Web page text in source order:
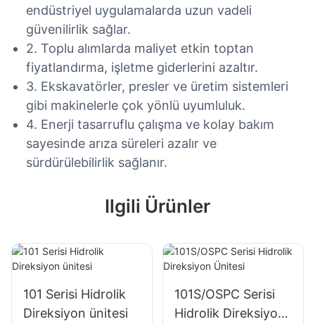
endüstriyel uygulamalarda uzun vadeli
güvenilirlik sağlar.
2. Toplu alımlarda maliyet etkin toptan
fiyatlandırma, işletme giderlerini azaltır.
3. Ekskavatörler, presler ve üretim sistemleri
gibi makinelerle çok yönlü uyumluluk.
4. Enerji tasarruflu çalışma ve kolay bakım
sayesinde arıza süreleri azalır ve
sürdürülebilirlik sağlanır.
Ilgili Ürünler
101 Serisi Hidrolik
Direksiyon ünitesi
101S/OSPC Serisi
Hidrolik Direksiyon